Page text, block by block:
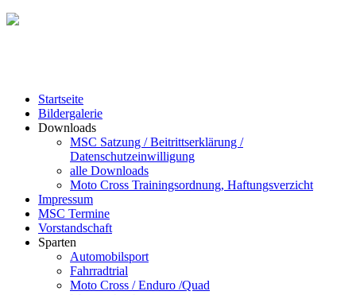
Startseite
Bildergalerie
Downloads
MSC Satzung / Beitrittserklärung /
Datenschutzeinwilligung
alle Downloads
Moto Cross Trainingsordnung, Haftungsverzicht
Impressum
MSC Termine
Vorstandschaft
Sparten
Automobilsport
Fahrradtrial
Moto Cross / Enduro /Quad